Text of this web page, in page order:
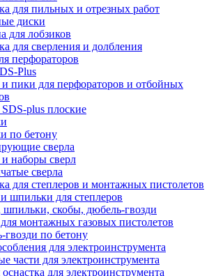
для пильных и отрезных работ
диски
для лобзиков
для сверления и долбления
перфораторов
Plus
и пики для перфораторов и отбойных
plus плоские
по бетону
сверла
наборы сверл
сверла
для степлеров и монтажных пистолетов
шпильки для степлеров
шпильки, скобы, дюбель-гвозди
монтажных газовых пистолетов
гвозди по бетону
для электроинструмента
части для электроинструмента
для электроинструмента